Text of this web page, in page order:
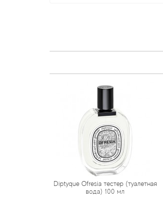
Diptyque Ofresia тестер (туалетная
вода) 100 мл